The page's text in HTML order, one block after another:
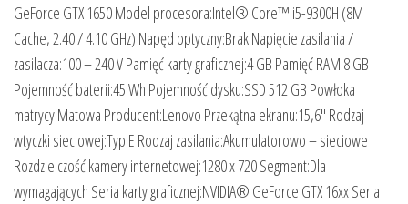
GeForce GTX 1650 Model procesora:Intel® Core™ i5-9300H (8M
Cache, 2.40 / 4.10 GHz) Napęd optyczny:Brak Napięcie zasilania /
zasilacza:100 – 240 V Pamięć karty graficznej:4 GB Pamięć RAM:8 GB
Pojemność baterii:45 Wh Pojemność dysku:SSD 512 GB Powłoka
matrycy:Matowa Producent:Lenovo Przekątna ekranu:15,6″ Rodzaj
wtyczki sieciowej:Typ E Rodzaj zasilania:Akumulatorowo – sieciowe
Rozdzielczość kamery internetowej:1280 x 720 Segment:Dla
wymagających Seria karty graficznej:NVIDIA® GeForce GTX 16xx Seria